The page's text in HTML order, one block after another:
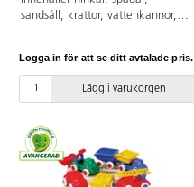
sandsåll, krattor, vattenkannor,
olika storlekar. Tål minusgrader.
Av PP. Svanenmärkt,
licensnummer 50950001. PVC-fri.
Logga in för att se ditt avtalade pris.
Lägg i varukorgen